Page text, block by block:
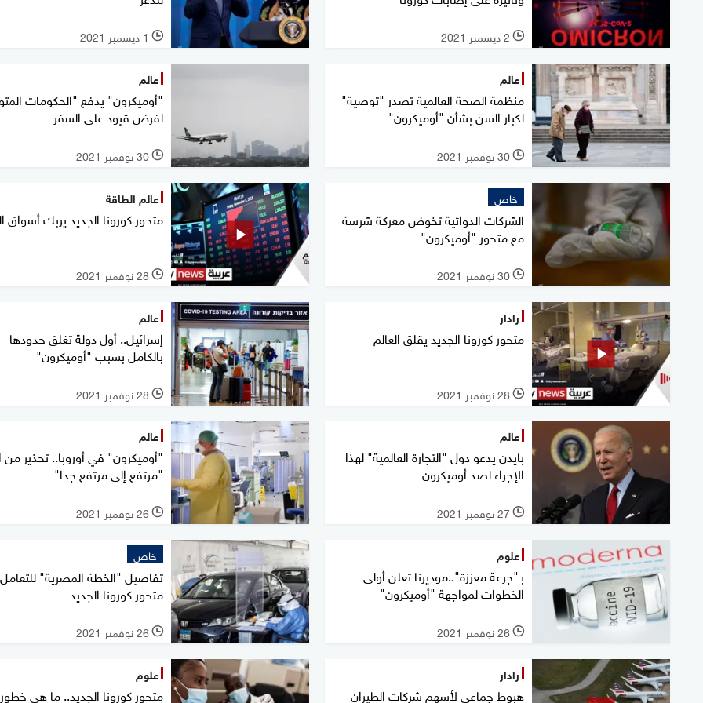
l 2 ديسمبر 2021 l 1 ديسمبر 2021
عالم
منظمة الصحة العالمية تصدر "توصية"
لكبار السن بشأن "أوميكرون"
l 30 نوفمبر 2021
عالم
"أوميكرون" يدفع "الحكومات
لفرض قيود على السفر
l 30 نوفمبر 2021
خاص
الشركات الدوائية تخوض معركة شرسة
مع متحور "أوميكرون"
l 30 نوفمبر 2021
عالم الطاقة
متحور كورونا الجديد يربك أسواق
l 28 نوفمبر 2021
رادار
متحور كورونا الجديد يقلق العالم
l 28 نوفمبر 2021
عالم
إسرائيل.. أول دولة تغلق حدودها
بالكامل بسبب "أوميكرون"
l 28 نوفمبر 2021
عالم
بايدن يدعو دول "التجارة العالمية" لهذا
الإجراء لصد أوميكرون
l 27 نوفمبر 2021
عالم
"أوميكرون" في أوروبا.. تحذير من
"مرتفع إلى مرتفع جدا"
l 26 نوفمبر 2021
علوم
بـ"جرعة معززة"..موديرنا تعلن أولى
الخطوات لمواجهة "أوميكرون"
l 26 نوفمبر 2021
خاص
تفاصيل "الخطة المصرية"
متحور كورونا الجديد
l 26 نوفمبر 2021
رادار
هبوط جماعي لأسهم شركات الطيران
علوم
متحور كورونا الجديد.. ما هي